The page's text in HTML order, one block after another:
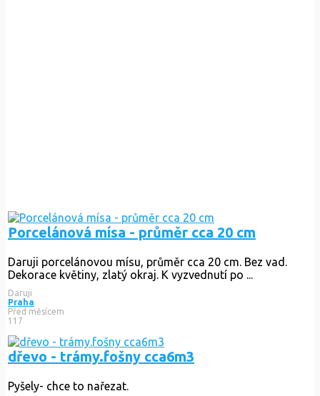
Porcelánová mísa - průměr cca 20 cm
Daruji porcelánovou mísu, průměr cca 20 cm. Bez vad.
Dekorace květiny, zlatý okraj. K vyzvednutí po ...
Daruji
Praha
Před měsícem
117
dřevo - trámy.fošny cca6m3
Pyšely- chce to nařezat.